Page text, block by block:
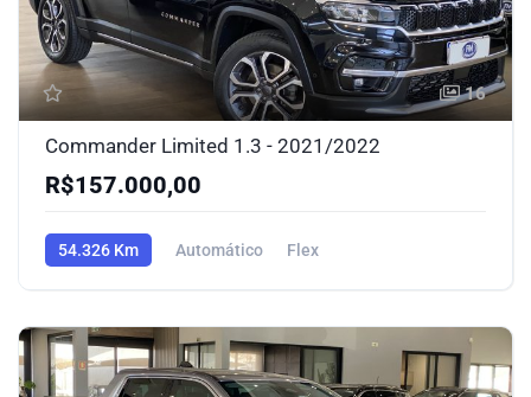
16
Commander Limited 1.3 - 2021/2022
R$157.000,00
54.326 Km Automático Flex